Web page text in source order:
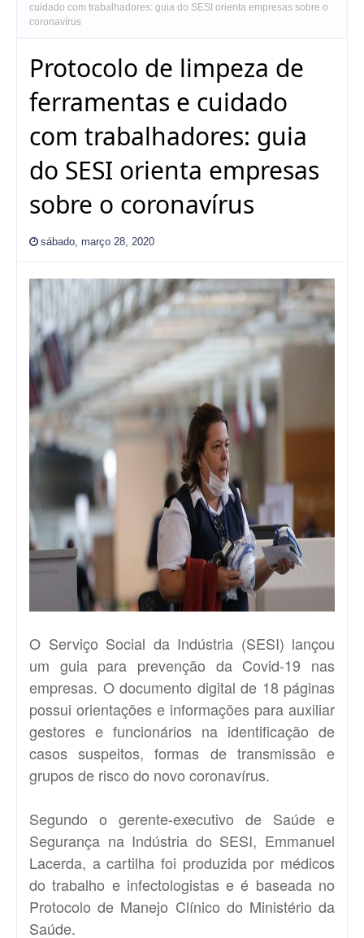
cuidado com trabalhadores: guia do SESI orienta empresas sobre o
coronavírus
Protocolo de limpeza de
ferramentas e cuidado
com trabalhadores: guia
do SESI orienta empresas
sobre o coronavírus
sábado, março 28, 2020
O Serviço Social da Indústria (SESI) lançou
um guiapara prevenção da Covid-19 nas
empresas. O documento digital de 18 páginas
possui orientações e informações para auxiliar
gestores e funcionários na identificação de
casos suspeitos, formas de transmissão e
grupos de risco do novo coronavírus.
Segundo o gerente-executivo de Saúde e
Segurança na Indústria do SESI, Emmanuel
Lacerda, a cartilha foi produzida por médicos
do trabalho e infectologistas e é baseada no
Protocolo de Manejo Clínico do Ministério da
Saúde.